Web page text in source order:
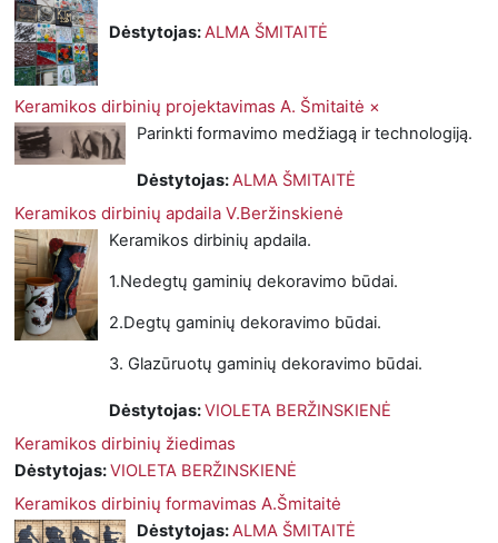
Dėstytojas:ALMA ŠMITAITĖ
Keramikos dirbinių projektavimas A. Šmitaitė ×
Parinkti formavimo medžiagą ir technologiją.
Dėstytojas:ALMA ŠMITAITĖ
Keramikos dirbinių apdaila V.Beržinskienė
Keramikos dirbinių apdaila.
1.Nedegtų gaminių dekoravimo būdai.
2.Degtų gaminių dekoravimo būdai.
3. Glazūruotų gaminių dekoravimo būdai.
Dėstytojas:VIOLETA BERŽINSKIENĖ
Keramikos dirbinių žiedimas
Dėstytojas:VIOLETA BERŽINSKIENĖ
Keramikos dirbinių formavimas A.Šmitaitė
Dėstytojas:ALMA ŠMITAITĖ